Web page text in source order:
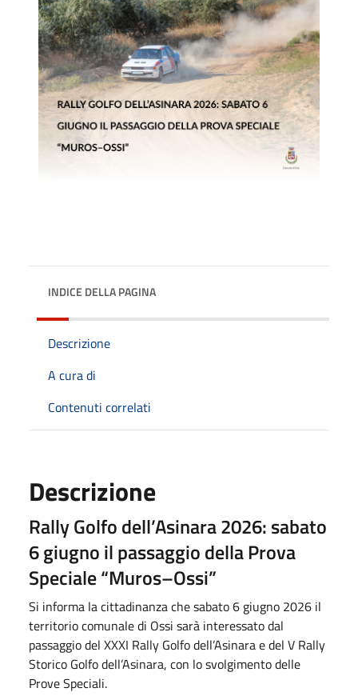
INDICE DELLA PAGINA
Descrizione
A cura di
Contenuti correlati
Descrizione
Rally Golfo dell’Asinara 2026: sabato
6 giugno il passaggio della Prova
Speciale “Muros–Ossi”
Si informa la cittadinanza che sabato 6 giugno 2026 il
territorio comunale di Ossi sarà interessato dal
passaggio del XXXI Rally Golfo dell’Asinara e del V Rally
Storico Golfo dell’Asinara, con lo svolgimento delle
Prove Speciali.